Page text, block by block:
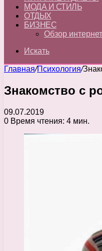
МОДА И СТИЛЬ
ОТДЫХ
БИЗНЕС
Обзор
Искать
Главная/Психология/
Знакомство с
09.07.2019
0 Время чтения: 4 мин.